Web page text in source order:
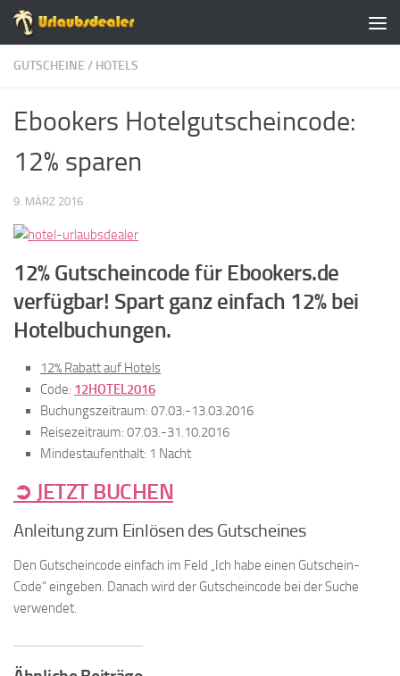
Zum Inhalt springen
GUTSCHEINE / HOTELS
Ebookers Hotelgutscheincode:
12% sparen
9. MÄRZ 2016
12% Gutscheincode für Ebookers.de
verfügbar! Spart ganz einfach 12% bei
Hotelbuchungen.
12% Rabatt auf Hotels
Code: 12HOTEL2016
Buchungszeitraum: 07.03.-13.03.2016
Reisezeitraum: 07.03.-31.10.2016
Mindestaufenthalt: 1 Nacht
➲ JETZT BUCHEN
Anleitung zum Einlösen des Gutscheines
Den Gutscheincode einfach im Feld „Ich habe einen Gutschein-
Code“ eingeben. Danach wird der Gutscheincode bei der Suche
verwendet.